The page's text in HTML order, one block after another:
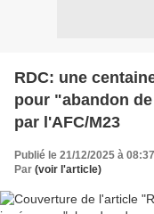
RDC: une
pour "abandon
par l'AFC/M23
Publié le 21/12/2025 à 08:37
Par (voir l'article)